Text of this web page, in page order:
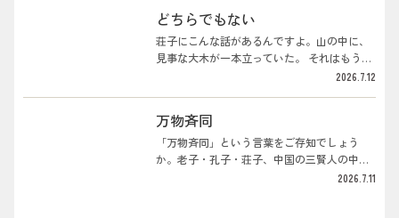
スタッフの給料もどんどん上げていかなきゃ
いけないところなんだけど、コロナのときの
借金をまだ抱えたままなので、なかなかそう
もいかない。値段を上げるということは...
ボクは、経済の専門家じゃありません。株も
やらないし。でも、店を21年やってきて、世
の中のお金の流れというものが、肌でなんと
なくわかるようになってきた。景気がいいと
緩み方でわかるんです。で、このあいだ、ふ
と思ったんです。あの失われた30年って、そ
もそも、いつから始まったんだろう、と。そ
どちらでもない
荘子にこんな話があるんですよ。山の中に、
見事な大木が一本立っていた。 それはもう
堂々たる木なんですが、なぜか誰も材木にし
にくいからなんですよ。 だからその木は誰に
も切られず、ずっとその森に鎮座し続けてい
たというわけです。一方で、役に立つ木はす
ぐに切り倒されて材木にされてしまう。 役に
2026.7.12
万物斉同
「万物斉同」という言葉をご存知でしょう
か。老子・孔子・荘子、中国の三賢人の中の
荘子の言葉です。「万物」はありとあらゆる
2026.7.11